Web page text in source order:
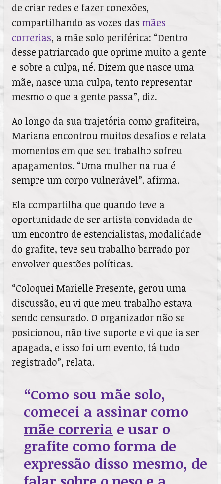
de criar redes e fazer conexões,
compartilhando as vozes das mães
correrias, a mãe solo periférica: “Dentro
desse patriarcado que oprime muito a gente
e sobre a culpa, né. Dizem que nasce uma
mãe, nasce uma culpa, tento representar
mesmo o que a gente passa”, diz.
Ao longo da sua trajetória como grafiteira,
Mariana encontrou muitos desafios e relata
momentos em que seu trabalho sofreu
apagamentos. “Uma mulher na rua é
sempre um corpo vulnerável”. afirma.
Ela compartilha que quando teve a
oportunidade de ser artista convidada de
um encontro de estencialistas, modalidade
do grafite, teve seu trabalho barrado por
envolver questões políticas.
“Coloquei Marielle Presente, gerou uma
discussão, eu vi que meu trabalho estava
sendo censurado. O organizador não se
posicionou, não tive suporte e vi que ia ser
apagada, e isso foi um evento, tá tudo
registrado”, relata.
“Como sou mãe solo,
comecei a assinar como
mãe correria e usar o
grafite como forma de
expressão disso mesmo, de